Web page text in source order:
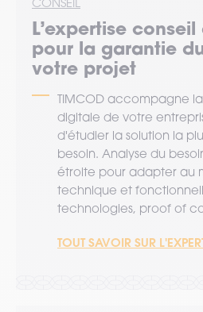
L’expertise conseil
pour la garantie
votre projet
TIMCOD accompagne
digitale de votre
d'étudier la solution la
besoin. Analyse du
étroite pour adapter au
technique et
technologies, proof of
TOUT SAVOIR SUR